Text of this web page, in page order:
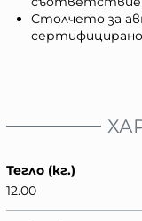
Столчето за
сертифицирано
Тегло (кг.)
12.00